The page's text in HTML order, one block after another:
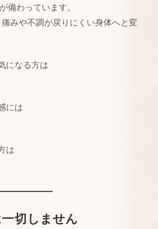
備わっています。
みや不調が戻りにくい身体へと変
になる方は
には
は
切しません